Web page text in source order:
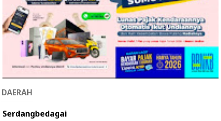
DAERAH
Serdangbedagai